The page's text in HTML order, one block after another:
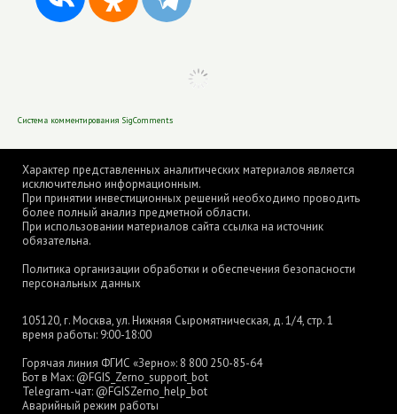
Характер представленных аналитических материалов является
исключительно информационным.
При принятии инвестиционных решений необходимо проводить
более полный анализ предметной области.
При использовании материалов сайта ссылка на источник
обязательна.
Политика организации обработки и обеспечения безопасности
персональных данных
105120, г. Москва, ул. Нижняя Сыромятническая, д. 1/4, стр. 1
время работы: 9:00-18:00
Горячая линия ФГИС «Зерно»: 8 800 250-85-64
Бот в Max: @FGIS_Zerno_support_bot
Telegram-чат: @FGISZerno_help_bot
Аварийный режим работы